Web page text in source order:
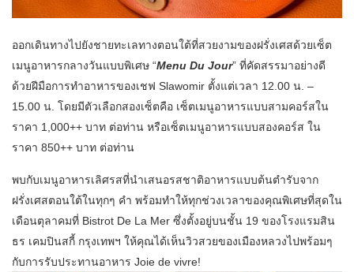
ออกเดินทางไปยังชายทะเลทางตอนใต้ที่สวยงามของฝรั่งเศสด้วยเซ็ต
เมนูอาหารกลางวันแบบพิเศษ “Menu Du Jour” ที่คัดสรรมาอย่างดี
ด้วยฝีมือการทำอาหารของเชฟ Slawomir ตั้งแต่เวลา 12.00 น. –
15.00 น. โดยมีตัวเลือกสองเซ็ตคือ เซ็ตเมนูอาหารแบบสามคอร์สใน
ราคา 1,000++ บาท ต่อท่าน หรือเซ็ตเมนูอาหารแบบสองคอร์ส ใน
ราคา 850++ บาท ต่อท่าน
พบกับเมนูอาหารเลิศรสที่นำเสนอรสชาติอาหารแบบต้นตำรับจาก
ฝรั่งเศสตอนใต้ในทุกๆ คำ พร้อมทำให้ทุกช่วงเวลาของคุณพิเศษที่สุดใน
เดือนตุลาคมที่ Bistrot De La Mer ซึ่งตั้งอยู่บนชั้น 19 ของโรงแรมสิน
ธร เคมปินสกี้ กรุงเทพฯ ให้คุณได้เห็นวิวสวยของเมืองหลวงไปพร้อมๆ
กับการรับประทานอาหาร Joie de vivre!